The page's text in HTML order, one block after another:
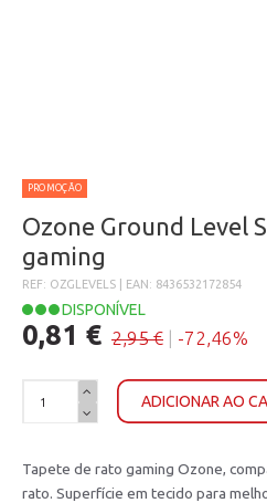
PROMOÇÃO
Ozone Ground Level
gaming
REF: OZGLEVELS | EAN: 8436532172854
DISPONÍVEL
0,81 € 2,95 € | -72,46%
ADICIONAR AO
Tapete de rato gaming Ozone,
rato. Superfície em tecido para